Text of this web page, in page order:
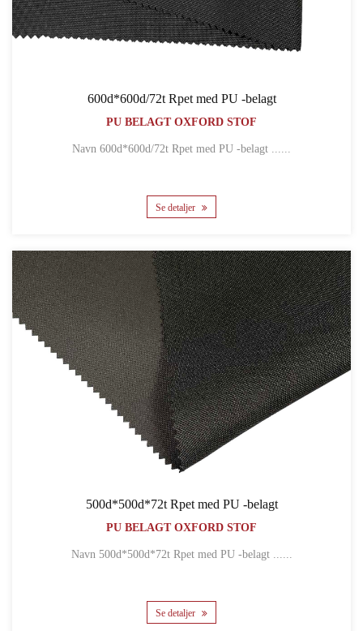
600d*600d/72t Rpet med PU -belagt
PU BELAGT OXFORD STOF
Se detaljer
500d*500d*72t Rpet med PU -belagt
PU BELAGT OXFORD STOF
Navn 500d*500d*72t Rpet med PU -belagt ......
Se detaljer